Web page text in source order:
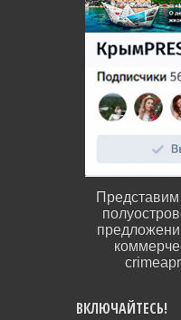
ВКЛЮЧАЙТЕСЬ!